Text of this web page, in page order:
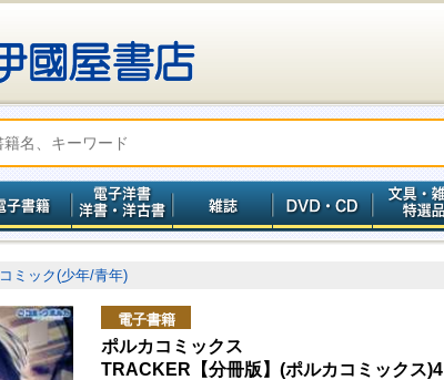
コミック(少年/青年)
電子書籍
ポルカコミックス
TRACKER【分冊版】(ポルカコミックス)4